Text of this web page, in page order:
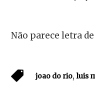
Não parece letra
joao do rio,luis